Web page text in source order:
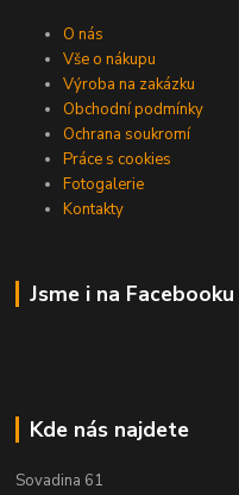
O nás
Vše o nákupu
Výroba na zakázku
Obchodní podmínky
Ochrana soukromí
Práce s cookies
Fotogalerie
Kontakty
Jsme i na Facebooku
Kde nás najdete
Sovadina 61